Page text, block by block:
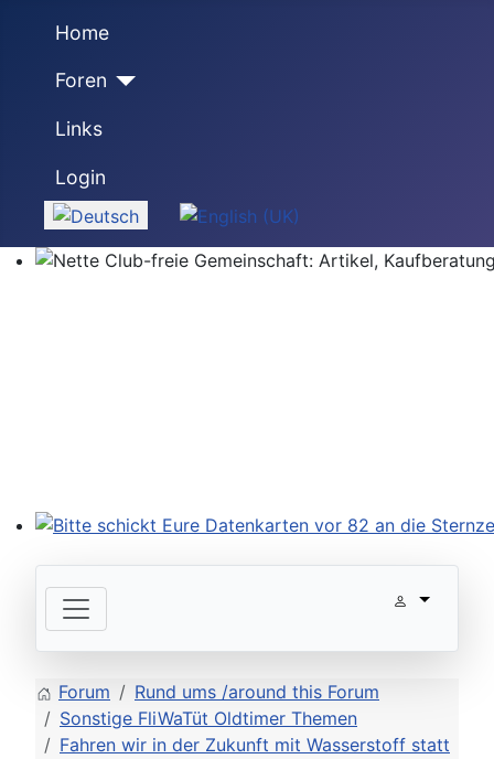
Home
Foren
Links
Login
Sprache auswählen
Forum
Rund ums /around this Forum
Sonstige FliWaTüt Oldtimer Themen
Fahren wir in der Zukunft mit Wasserstoff statt